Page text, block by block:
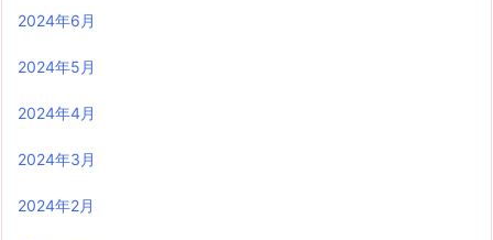
2024年6月
2024年5月
2024年4月
2024年3月
2024年2月